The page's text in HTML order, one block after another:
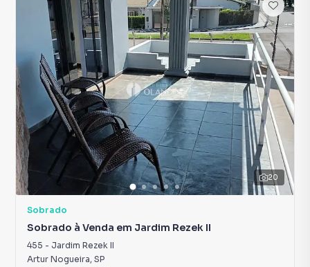
20
Sobrado
Sobrado à Venda em Jardim Rezek II
455 - Jardim Rezek II
Artur Nogueira, SP